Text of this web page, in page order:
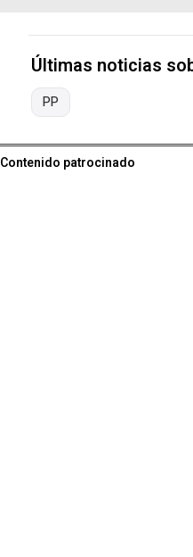
Últimas noticias
PP
Contenido patrocinado